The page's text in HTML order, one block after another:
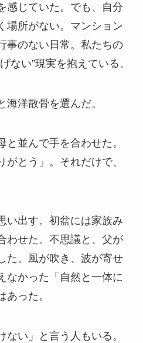
感じていた。でも、自分
場所がない。マンション
事のない日常。私たちの
ない”現実を抱えている。
洋散骨を選んだ。
並んで手を合わせた。
がとう」。それだけで、
い出す。初盆には家族み
わせた。不思議と、父が
た。風が吹き、波が寄せ
なかった「自然と一体に
あった。
ない」と言う人もいる。